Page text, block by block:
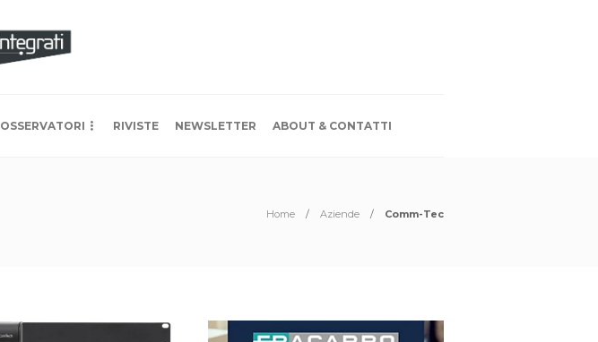
OSSERVATORI RIVISTE NEWSLETTER ABOUT & CONTATTI
Home Aziende Comm-Tec